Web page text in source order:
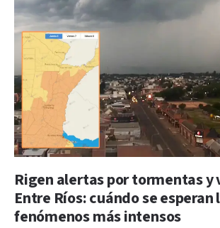
Rigen alertas por tormentas y
Entre Ríos: cuándo se esperan
fenómenos más intensos